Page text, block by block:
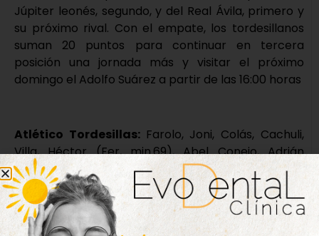
Júpiter leonés, segundo, y del Real Ávila, primero y
su próximo rival. Con el empate, los tordesillanos
suman 20 puntos para continuar en tercera
posición una jornada más y visitar el próximo
domingo el Adolfo Suárez a partir de las 16:00 horas
Atlético Tordesillas: Farolo, Joni, Colás, Cachuli,
Villa, Héctor (Fer, min.69), Abel Conejo, Adrián
Ferreras (Hugo Guzón, min.86), Aníbarro (Dani Díez,
min.46), Torres (Raúl Calvo, min.82) y Chatún
(Miguel Hernández, min.69).
Atlético Bembibre:
Ivanildo, Abel de Prado, Tafa